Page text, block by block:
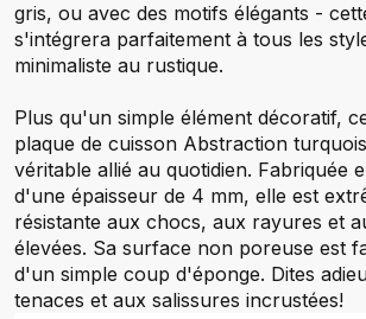
gris, ou avec des motifs élégants -
s'intégrera parfaitement à tous les
minimaliste au rustique.
Plus qu'un simple élément décoratif,
plaque de cuisson Abstraction
véritable allié au quotidien. Fabriquée
d'une épaisseur de 4 mm, elle est
résistante aux chocs, aux rayures et
élevées. Sa surface non poreuse est
d'un simple coup d'éponge. Dites
tenaces et aux salissures incrustées!